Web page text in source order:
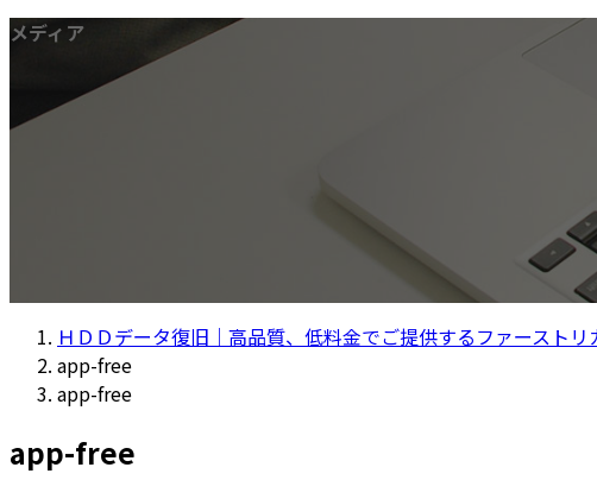
メディア
ＨＤＤデータ復旧｜高品質、低料金でご提供するファーストリ
app-free
app-free
app-free